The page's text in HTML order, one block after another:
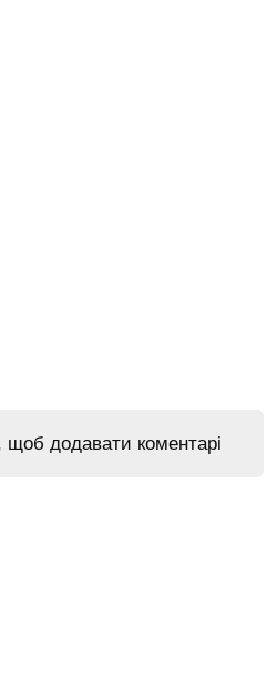
щоб додавати коментарі